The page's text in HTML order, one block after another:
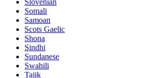
Slovenian
Somali
Samoan
Scots Gaelic
Shona
Sindhi
Sundanese
Swahili
Tajik